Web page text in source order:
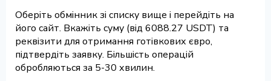
Оберіть обмінник зі списку вище і перейдіть на
його сайт. Вкажіть суму (від 6088.27 USDT) та
реквізити для отримання готівкових євро,
підтвердіть заявку. Більшість операцій
обробляються за 5-30 хвилин.